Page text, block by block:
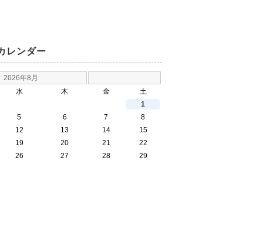
レンダー
2026年8月
水 木 金
土
1
5 6 7
8
12 13 14
15
19 20 21
22
26 27 28
29